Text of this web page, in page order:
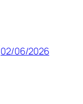
02/06/2026